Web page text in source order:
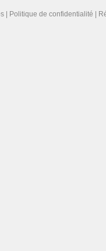
| Politique de confidentialité |